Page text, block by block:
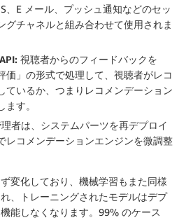
、E メール、プッシュ通知などのセッ
グチャネルと組み合わせて使用されま
視聴者からのフィードバックを
価」の形式で処理して、視聴者がレコ
ているか、つまりレコメンデーション
す。
理者は、システムパーツを再デプロイ
レコメンデーションエンジンを微調整
変化しており、機械学習もまた同様
、トレーニングされたモデルはデプ
能しなくなります。99% のケース